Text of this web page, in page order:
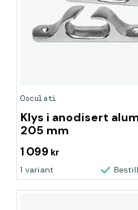
Osculati
Klys i anodisert
205 mm
1 099 kr
1 variant